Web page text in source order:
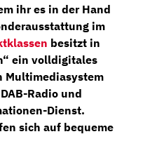
ihr es in der Hand
im
besitzt in
ein volldigitales
Multimediasystem
DAB-Radio und
Dienst.
sich auf bequeme